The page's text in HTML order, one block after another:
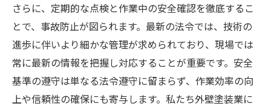
さらに、定期的な点検と作業中の安全確認を徹底するこ
とで、事故防止が図られます。最新の法令では、技術の
進歩に伴いより細かな管理が求められており、現場では
常に最新の情報を把握し対応することが重要です。安全
基準の遵守は単なる法令遵守に留まらず、作業効率の向
上や信頼性の確保にも寄与します。私たち外壁塗装業に